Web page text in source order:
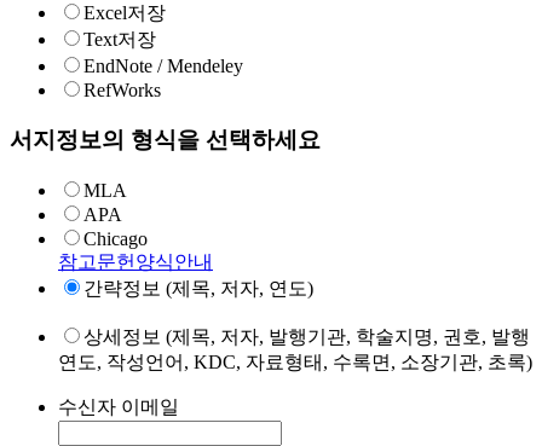
Excel저장
Text저장
EndNote / Mendeley
RefWorks
서지정보의 형식을 선택하세요
MLA
APA
Chicago
참고문헌양식안내
간략정보 (제목, 저자, 연도)
상세정보 (제목, 저자, 발행기관, 학술지명, 권호, 발행
연도, 작성언어, KDC, 자료형태, 수록면, 소장기관, 초록)
수신자 이메일